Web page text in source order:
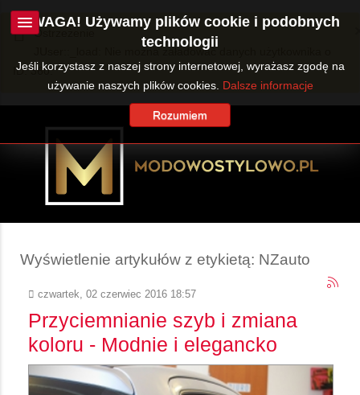
Ostrzeżenie
JUser::_load: Nie można załadować danych użytkownika o
ID: 360.
Wyświetlenie artykułów z etykietą: NZauto
czwartek, 02 czerwiec 2016 18:57
Przyciemnianie szyb i zmiana
koloru - Modnie i elegancko
UWAGA! Używamy plików cookie i podobnych
technologii
Jeśli korzystasz z naszej strony internetowej, wyrażasz zgodę na
używanie naszych plików cookies. Dalsze informacje
Rozumiem